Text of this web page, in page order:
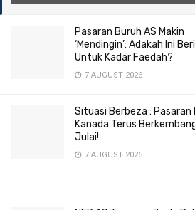
Pasaran Buruh AS Makin
‘Mendingin’: Adakah Ini
Untuk Kadar Faedah?
7 AUGUST 2026
Situasi Berbeza : Pasaran
Kanada Terus
Julai!
7 AUGUST 2026